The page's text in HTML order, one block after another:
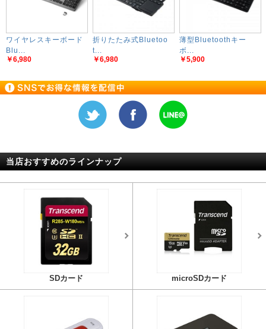
ワイヤレスキーボード
Blu...
￥6,980
折りたたみ式Bluetoo
t...
￥6,980
薄型Bluetoothキー
ボ...
￥5,900
当店おすすめのラインナップ
SDカード microSDカード